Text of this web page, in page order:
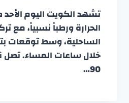
تشهد الكويت اليوم
الحرارة ورطباً نسبياً، مع
الساحلية، وسط توقعات
خلال ساعات المساء. تصل
90…